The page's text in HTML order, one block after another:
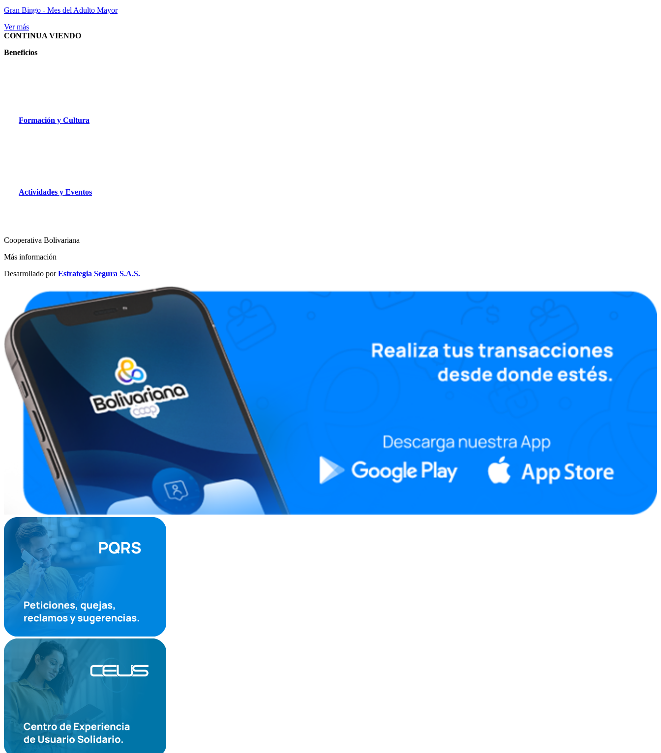
Gran Bingo - Mes del Adulto Mayor
Ver más
CONTINUA VIENDO
Beneficios
Formación y Cultura
Actividades y Eventos
Cooperativa Bolivariana
Más información
Desarrollado porEstrategia Segura S.A.S.